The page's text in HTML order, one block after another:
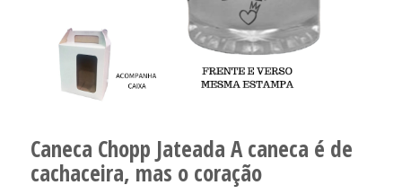
Caneca Chopp Jateada A caneca é de
cachaceira, mas o coração